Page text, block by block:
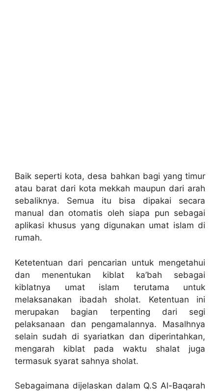
Baik seperti kota, desa bahkan bagi yang timur
atau barat dari kota mekkah maupun dari arah
sebaliknya. Semua itu bisa dipakai secara
manual dan otomatis oleh siapa pun sebagai
aplikasi khusus yang digunakan umat islam di
rumah.
Ketetentuan dari pencarian untuk mengetahui
dan menentukan kiblat ka’bah sebagai
kiblatnya umat islam terutama untuk
melaksanakan ibadah sholat. Ketentuan ini
merupakan bagian terpenting dari segi
pelaksanaan dan pengamalannya. Masalhnya
selain sudah di syariatkan dan diperintahkan,
mengarah kiblat pada waktu shalat juga
termasuk syarat sahnya sholat.
Sebagaimana dijelaskan dalam Q.S Al-Baqarah